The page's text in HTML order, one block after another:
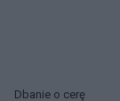
Dbanie o cerę